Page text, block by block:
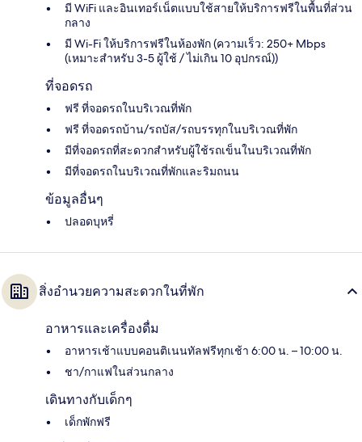
มี WiFi และอินเทอร์เน็ตแบบใช้สายให้บริการฟรีในพื้นที่ส่วน
กลาง
มี Wi-Fi ให้บริการฟรีในห้องพัก (ความเร็ว: 250+ Mbps
(เหมาะสำหรับ 3-5 ผู้ใช้ / ไม่เกิน 10 อุปกรณ์))
ที่จอดรถ
ฟรี ที่จอดรถในบริเวณที่พัก
ฟรี ที่จอดรถบ้าน/รถบัส/รถบรรทุกในบริเวณที่พัก
มีที่จอดรถที่สะดวกสำหรับผู้ใช้รถเข็นในบริเวณที่พัก
มีที่จอดรถในบริเวณที่พักและริมถนน
ข้อมูลอื่นๆ
ปลอดบุหรี่
สิ่งอำนวยความสะดวกในที่พัก
อาหารและเครื่องดื่ม
อาหารเช้าแบบคอนติเนนทัลฟรีทุกเช้า 6:00 น. – 10:00 น.
ชา/กาแฟในส่วนกลาง
เดินทางกับเด็กๆ
เด็กพักฟรี